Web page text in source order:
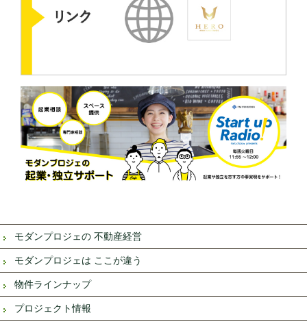
モダンプロジェの 不動産経営
モダンプロジェは ここが違う
物件ラインナップ
プロジェクト情報